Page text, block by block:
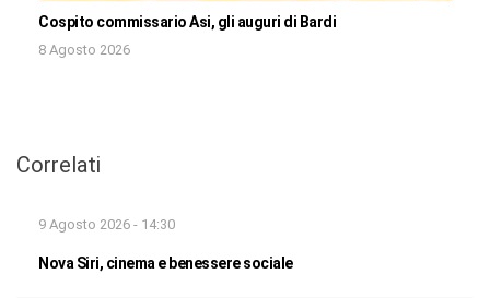
Cospito commissario Asi, gli auguri di Bardi
8 Agosto 2026
Correlati
9 Agosto 2026 - 14:30
Nova Siri, cinema e benessere sociale